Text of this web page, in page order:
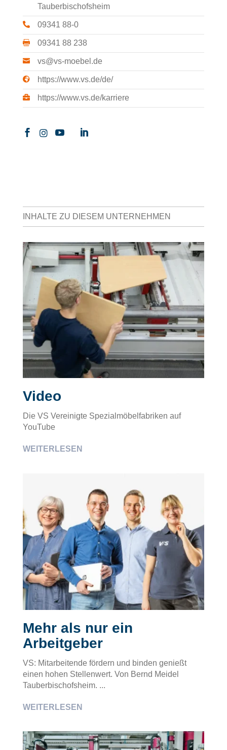
Tauberbischofsheim
 09341 88-0
 09341 88 238
 vs@vs-moebel.de
 https://www.vs.de/de/
 https://www.vs.de/karriere
   
INHALTE ZU DIESEM UNTERNEHMEN
Video
Die VS Vereinigte Spezialmöbelfabriken auf
YouTube
WEITERLESEN
Mehr als nur ein
Arbeitgeber
VS: Mitarbeitende fördern und binden genießt
einen hohen Stellenwert. Von Bernd Meidel
Tauberbischofsheim. ...
WEITERLESEN